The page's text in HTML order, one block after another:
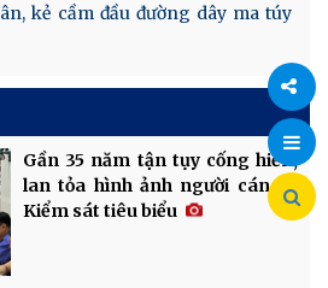
Chia
kẻ cầm đầu đường dây ma túy
Gần 35 năm tận tụy cống hiến,
lan tỏa hình ảnh người cán bộ
Kiểm sát tiêu biểu